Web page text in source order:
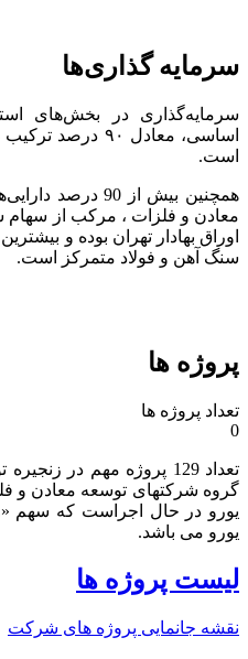
سرمایه گذاری‌ها
سرمایه‌گذاری در بخش‌های
اساسی، معادل ۹۰
است.
همچنین بیش از 90
معادن و فلزات ، مرکب از
اوراق بهادار تهران بوده و
سنگ آهن و فولاد متمرکز است.
پروژه ها
تعداد پروژه ها
0
تعداد 129 پروژه مهم در
یورو می باشد.​
لیست پروژه ها
نقشه جانمایی پروژه های شرکت